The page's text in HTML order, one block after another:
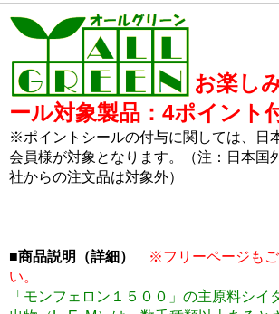
お楽し
ール対象製品：4ポイント
※ポイントシールの付与に関しては、日
会員様が対象となります。（注：日本国
社からの注文品は対象外）
■商品説明（詳細）
※フリーページも
い。
「モンフェロン１５００」の主原料シイ